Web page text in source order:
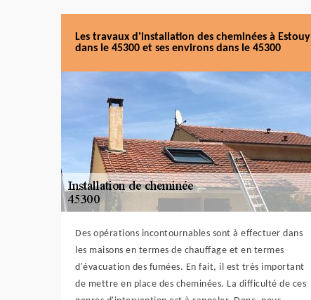
Les travaux d'installation des cheminées à Estouy
dans le 45300 et ses environs dans le 45300
Des opérations incontournables sont à effectuer dans
les maisons en termes de chauffage et en termes
d'évacuation des fumées. En fait, il est très important
de mettre en place des cheminées. La difficulté de ces